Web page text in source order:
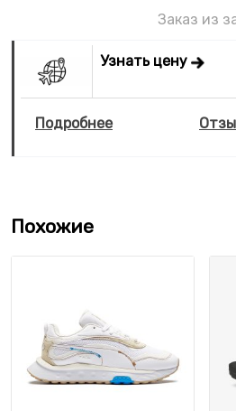
Заказ из
Узнать цену
Подробнее
Похожие